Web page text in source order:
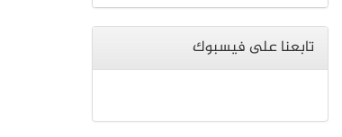
تابعنا على فيسبوك